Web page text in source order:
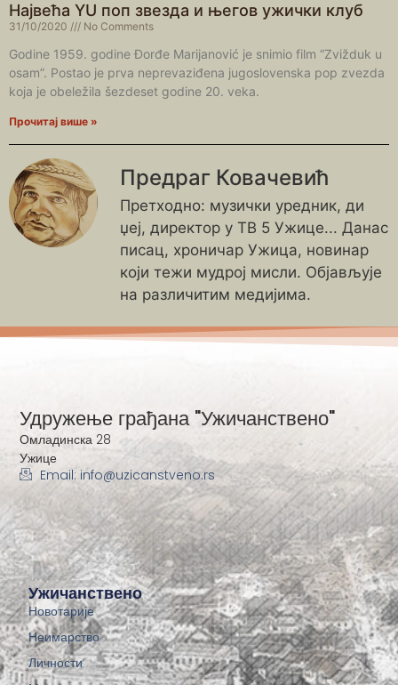
Највећа YU поп звезда и његов ужички клуб
31/10/2020 No Comments
Godine 1959. godine Đorđe Marijanović je snimio film “Zvižduk u
osam”. Postao je prva neprevaziđena jugoslovenska pop zvezda
koja je obeležila šezdeset godine 20. veka.
Прочитај више »
Предраг Ковачевић
Претходно: музички уредник, ди
џеј, директор у ТВ 5 Ужице... Данас
писац, хроничар Ужица, новинар
који тежи мудрој мисли. Објављује
на различитим медијима.
Ужичанствено
Новотарије
Неимарство
Личности
Удружење грађана "Ужичанствено"
Омладинска 28
Ужице
Email: info@uzicanstveno.rs